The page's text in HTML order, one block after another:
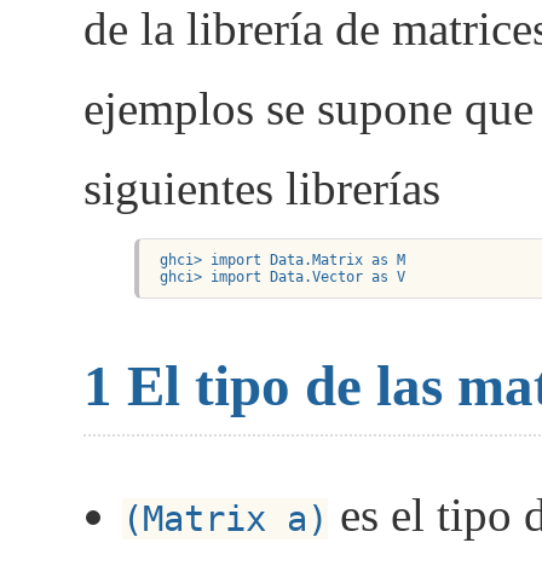
de la librería de
ejemplos se supone
siguientes librerías
ghci> import Data.Matrix as M
ghci> import Data.Vector as V
1 El tipo de las
(Matrix a) es el tipo